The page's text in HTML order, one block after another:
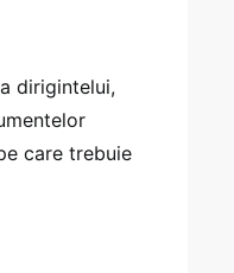
dirigintelui,
care trebuie